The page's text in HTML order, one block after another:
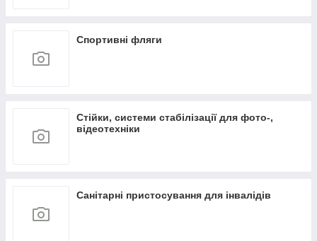
Спортивні фляги
Стійки, системи стабілізації для фото-,
відеотехніки
Санітарні пристосування для інвалідів